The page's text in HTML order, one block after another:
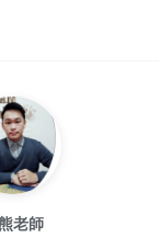
老師